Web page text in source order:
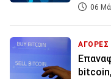
06
ΑΓΟΡΕΣ